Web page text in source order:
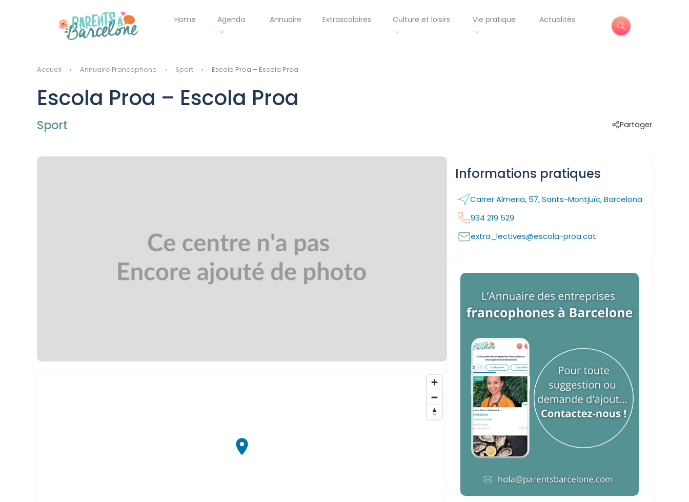
Home Agenda Annuaire Extrascolaires Culture et loisirs Vie pratique Actualités
Accueil Annuaire Francophone Sport Escola Proa – Escola Proa
Escola Proa – Escola Proa
Sport Partager
Informations pratiques
Carrer Almeria, 57, Sants-Montjuïc, Barcelona
934 219 529
extra_lectives@escola-proa.cat